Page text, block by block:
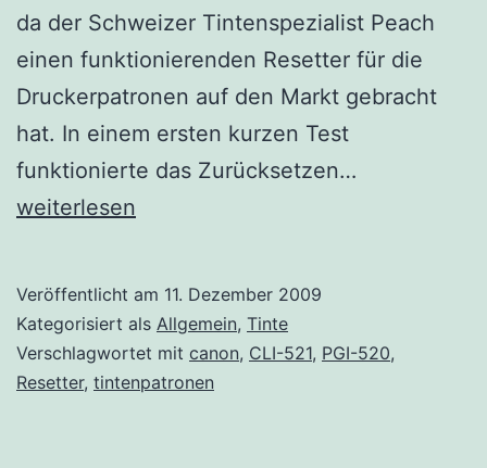
da der Schweizer Tintenspezialist Peach
einen funktionierenden Resetter für die
Druckerpatronen auf den Markt gebracht
hat. In einem ersten kurzen Test
funktionierte das Zurücksetzen…
PGI-
weiterlesen
Veröffentlicht am 11. Dezember 2009
Kategorisiert als Allgemein, Tinte
Verschlagwortet mit canon, CLI-521, PGI-520,
Resetter, tintenpatronen